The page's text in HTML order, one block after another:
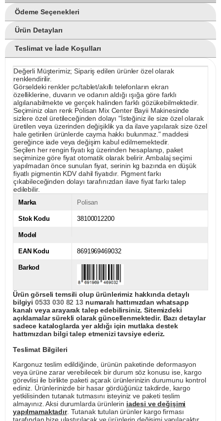
Ödeme Seçenekleri
Ürün Detayları
Teslimat ve İade Koşulları
Değerli Müşterimiz; Sipariş edilen ürünler özel olarak
renklendirilir.
Görseldeki renkler pc/tablet/akıllı telefonların ekran
özelliklerine, duvarın ve odanın aldığı ışığa göre farklı
algılanabilmekte ve gerçek halinden farklı gözükebilmektedir.
Seçiminiz olan renk Polisan Mix Center Bayii Makinesinde
sizlere özel üretileceğinden dolayı "İsteğiniz ile size özel olarak
üretilen veya üzerinden değişiklik ya da ilave yapılarak size özel
hale getirilen ürünlerde cayma hakkı bulunmaz." maddesi
gereğince iade veya değişim kabul edilmemektedir.
Seçilen her rengin fiyatı kg üzerinden hesaplanıp, paket
seçiminize göre fiyat otomatik olarak belirir. Ambalaj seçimi
yapılmadan önce sunulan fiyat, serinin kg bazında en düşük
fiyatlı pigmentin KDV dahil fiyatıdır. Pigment farkı
çıkabileceğinden dolayı tarafınızdan ilave fiyat farkı talep
edilebilir.
Marka Polisan
Stok Kodu 38100012200
Model
EAN Kodu 8691969469032
Barkod
Ürün görseli temsili olup ürünlerimiz hakkında detaylı
bilgiyi 0533 030 82 13numaralı hattımızdan whatsapp
kanalı veya arayarak talep edebilirsiniz. Sitemizdeki
açıklamalar sürekli olarak güncellenmektedir. Bazı detaylar
sadece kataloglarda yer aldığı için mutlaka destek
hattımızdan bilgi talep etmenizi tavsiye ederiz.
Teslimat Bilgileri
Kargonuz teslim edildiğinde, ürünün paketinde deformasyon
veya ürüne zarar verebilecek bir durum söz konusu ise, kargo
görevlisi ile birlikte paketi açarak ürünlerinizin durumunu kontrol
ediniz. Ürünlerinizde bir hasar gördüğünüz takdirde, kargo
yetkilisinden tutanak tutmasını isteyiniz ve paketi teslim
almayınız. Aksi durumlarda ürünlerin iadesi ve değişimi
yapılmamaktadır. Tutanak tutulan ürünler kargo firması